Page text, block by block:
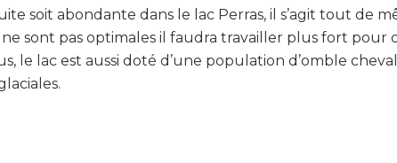
soit abondante dans le lac Perras, il s’agit tout de
sont pas optimales il faudra travailler plus fort pour
le lac est aussi doté d’une population d’omble